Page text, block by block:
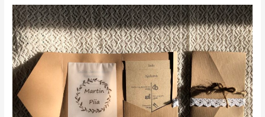
näidet,
kuidas
tubaselt
aega
veeta